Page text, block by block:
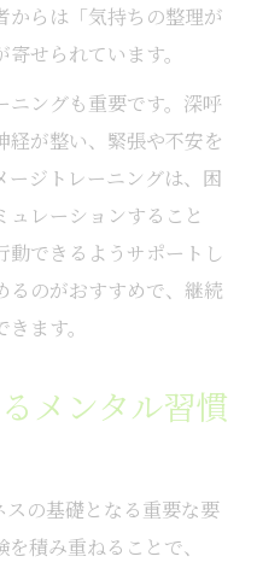
からは「気持ちの整理が
せられています。
ニングも重要です。深呼
経が整い、緊張や不安を
ージトレーニングは、困
レーションすること
動できるようサポートし
るのがおすすめで、継続
ます。
メンタル習慣
スの基礎となる重要な要
積み重ねることで、